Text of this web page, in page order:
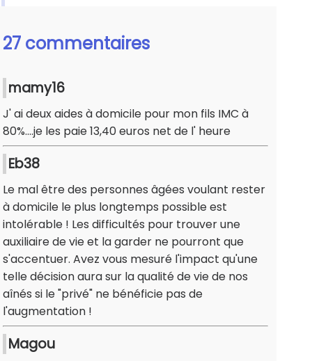
27 commentaires
mamy16
J' ai deux aides à domicile pour mon fils IMC à
80%....je les paie 13,40 euros net de l' heure
Eb38
Le mal être des personnes âgées voulant rester
à domicile le plus longtemps possible est
intolérable ! Les difficultés pour trouver une
auxiliaire de vie et la garder ne pourront que
s'accentuer. Avez vous mesuré l'impact qu'une
telle décision aura sur la qualité de vie de nos
aînés si le "privé" ne bénéficie pas de
l'augmentation !
Magou